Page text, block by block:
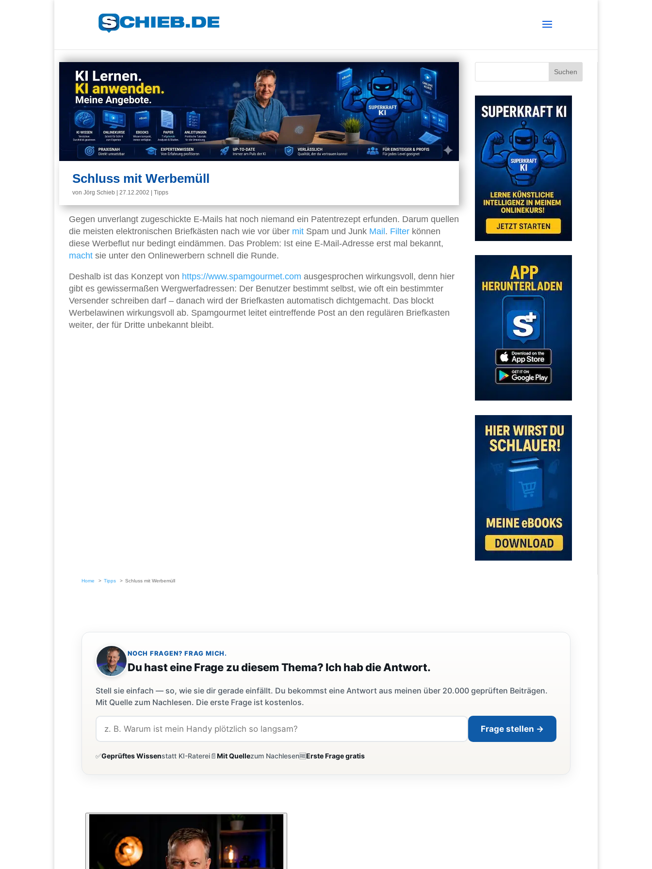
Schluss mit Werbemüll
von Jörg Schieb 27.12.2002 Tipps
Gegen unverlangt zugeschickte E-Mails hat noch niemand ein Patentrezept erfunden. Darum quellen
die meisten elektronischen Briefkästen nach wie vor über mit Spam und Junk Mail . Filter können
diese Werbeflut nur bedingt eindämmen. Das Problem: Ist eine E-Mail-Adresse erst mal bekannt,
macht sie unter den Onlinewerbern schnell die Runde.
Deshalb ist das Konzept von https://www.spamgourmet.com ausgesprochen wirkungsvoll, denn hier
gibt es gewissermaßen Wergwerfadressen: Der Benutzer bestimmt selbst, wie oft ein bestimmter
Versender schreiben darf – danach wird der Briefkasten automatisch dichtgemacht. Das blockt
Werbelawinen wirkungsvoll ab. Spamgourmet leitet eintreffende Post an den regulären Briefkasten
weiter, der für Dritte unbekannt bleibt.
Home Tipps Schluss mit Werbemüll
NOCH FRAGEN? FRAG MICH.
Du hast eine Frage zu diesem Thema? Ich hab die Antwort.
Stell sie einfach — so, wie sie dir gerade einfällt. Du bekommst eine Antwort aus meinen über 20.000 geprüften Beiträgen.
Mit Quelle zum Nachlesen. Die erste Frage ist kostenlos.
Frage stellen →
✅Geprüftes Wissenstatt KI-Raterei📄Mit Quellezum Nachlesen🆓Erste Frage gratis